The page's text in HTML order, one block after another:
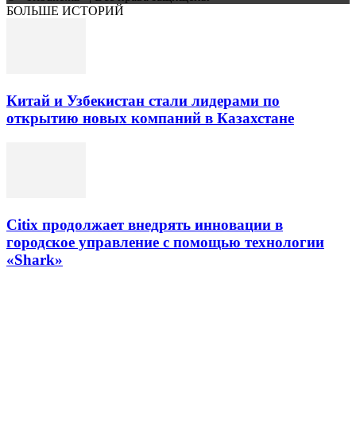
БОЛЬШЕ ИСТОРИЙ
Китай и Узбекистан стали лидерами по
открытию новых компаний в Казахстане
Citix продолжает внедрять инновации в
городское управление с помощью технологии
«Shark»